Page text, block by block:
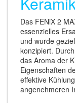
Das FENiX 2
essenzielles
und wurde
konzipiert.
das Aroma der
Eigenschaften
effektive
angenehmeren